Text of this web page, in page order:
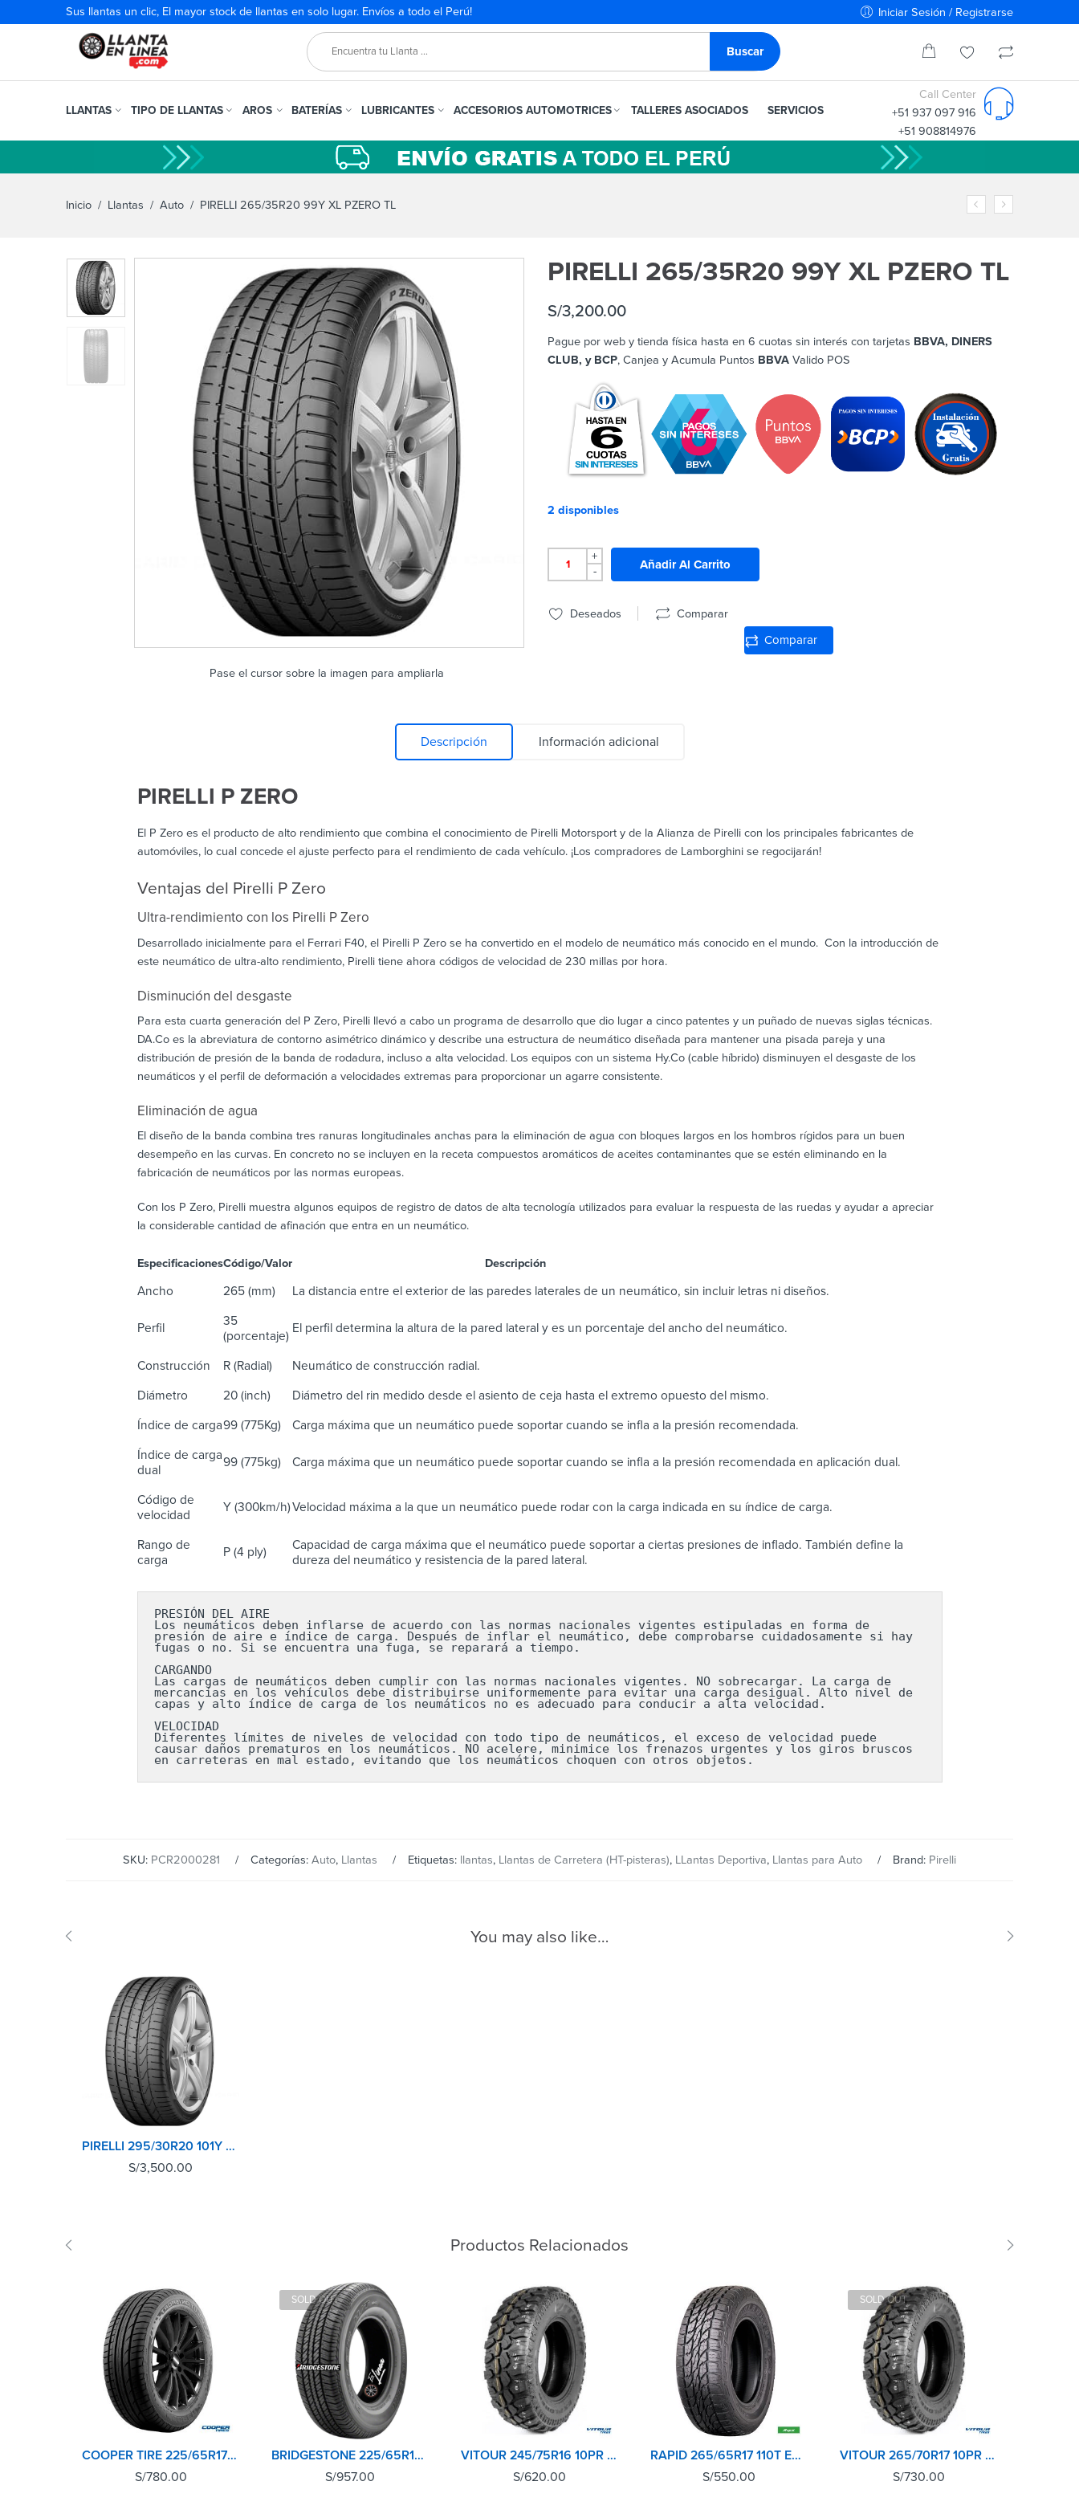
Sus llantas un clic, El mayor stock de llantas en solo lugar. Envíos a todo el Perú! Iniciar Sesión / Registrarse
LLANTAS TIPO DE LLANTAS AROS BATERÍAS LUBRICANTES ACCESORIOS AUTOMOTRICES TALLERES ASOCIADOS SERVICIOS
Call Center
+51 937 097 916
+51 908814976
Inicio / Llantas / Auto / PIRELLI 265/35R20 99Y XL PZERO TL
Pase el cursor sobre la imagen para ampliarla
PIRELLI 265/35R20 99Y XL PZERO TL
S/3,200.00
Pague por web y tienda física hasta en 6 cuotas sin interés con tarjetas BBVA, DINERS
CLUB, y BCP, Canjea y Acumula Puntos BBVA Valido POS
2 disponibles
+
-
Añadir Al Carrito
Deseados Comparar
Comparar
Descripción Información adicional
PIRELLI P ZERO
El P Zero es el producto de alto rendimiento que combina el conocimiento de Pirelli Motorsport y de la Alianza de Pirelli con los principales fabricantes de
automóviles, lo cual concede el ajuste perfecto para el rendimiento de cada vehículo. ¡Los compradores de Lamborghini se regocijarán!
Ventajas del Pirelli P Zero
Ultra-rendimiento con los Pirelli P Zero
Desarrollado inicialmente para el Ferrari F40, el Pirelli P Zero se ha convertido en el modelo de neumático más conocido en el mundo. Con la introducción de
este neumático de ultra-alto rendimiento, Pirelli tiene ahora códigos de velocidad de 230 millas por hora.
Disminución del desgaste
Para esta cuarta generación del P Zero, Pirelli llevó a cabo un programa de desarrollo que dio lugar a cinco patentes y un puñado de nuevas siglas técnicas.
DA.Co es la abreviatura de contorno asimétrico dinámico y describe una estructura de neumático diseñada para mantener una pisada pareja y una
distribución de presión de la banda de rodadura, incluso a alta velocidad. Los equipos con un sistema Hy.Co (cable híbrido) disminuyen el desgaste de los
neumáticos y el perfil de deformación a velocidades extremas para proporcionar un agarre consistente.
Eliminación de agua
El diseño de la banda combina tres ranuras longitudinales anchas para la eliminación de agua con bloques largos en los hombros rígidos para un buen
desempeño en las curvas. En concreto no se incluyen en la receta compuestos aromáticos de aceites contaminantes que se estén eliminando en la
fabricación de neumáticos por las normas europeas.
Con los P Zero, Pirelli muestra algunos equipos de registro de datos de alta tecnología utilizados para evaluar la respuesta de las ruedas y ayudar a apreciar
la considerable cantidad de afinación que entra en un neumático.
EspecificacionesCódigo/ValorDescripción
Ancho 265 (mm) La distancia entre el exterior de las paredes laterales de un neumático, sin incluir letras ni diseños.
Perfil
35
(porcentaje)
El perfil determina la altura de la pared lateral y es un porcentaje del ancho del neumático.
Construcción R (Radial) Neumático de construcción radial.
Diámetro 20 (inch) Diámetro del rin medido desde el asiento de ceja hasta el extremo opuesto del mismo.
Índice de carga99 (775Kg) Carga máxima que un neumático puede soportar cuando se infla a la presión recomendada.
Índice de carga
dual
99 (775kg) Carga máxima que un neumático puede soportar cuando se infla a la presión recomendada en aplicación dual.
Código de
velocidad
Y (300km/h)Velocidad máxima a la que un neumático puede rodar con la carga indicada en su índice de carga.
Rango de
carga
P (4 ply)
Capacidad de carga máxima que el neumático puede soportar a ciertas presiones de inflado. También define la
dureza del neumático y resistencia de la pared lateral.
PRESIÓN DEL AIRE
Los neumáticos deben inflarse de acuerdo con las normas nacionales vigentes estipuladas en forma de
presión de aire e índice de carga. Después de inflar el neumático, debe comprobarse cuidadosamente si hay
fugas o no. Si se encuentra una fuga, se reparará a tiempo.
CARGANDO
Las cargas de neumáticos deben cumplir con las normas nacionales vigentes. NO sobrecargar. La carga de
mercancías en los vehículos debe distribuirse uniformemente para evitar una carga desigual. Alto nivel de
capas y alto índice de carga de los neumáticos no es adecuado para conducir a alta velocidad.
VELOCIDAD
Diferentes límites de niveles de velocidad con todo tipo de neumáticos, el exceso de velocidad puede
causar daños prematuros en los neumáticos. NO acelere, minimice los frenazos urgentes y los giros bruscos
en carreteras en mal estado, evitando que los neumáticos choquen con otros objetos.
SKU: PCR2000281 Categorías: Auto, Llantas Etiquetas: llantas, Llantas de Carretera (HT-pisteras), LLantas Deportiva, Llantas para Auto Brand: Pirelli
You may also like…
PIRELLI 295/30R20 101Y XL PZERO TL
S/3,500.00
Productos Relacionados
COOPER TIRE 225/65R17 102H EVOLUTION SPORT
S/780.00
SOLD OUT
BRIDGESTONE 225/65R17 102T DUELER H/T 684II
S/957.00
VITOUR 245/75R16 10PR 120N EXPLORER MT
S/620.00
RAPID 265/65R17 110T ECOLANDER AT
S/550.00
SOLD OUT
VITOUR 265/70R17 10PR 121Q EXPLORER MT
S/730.00